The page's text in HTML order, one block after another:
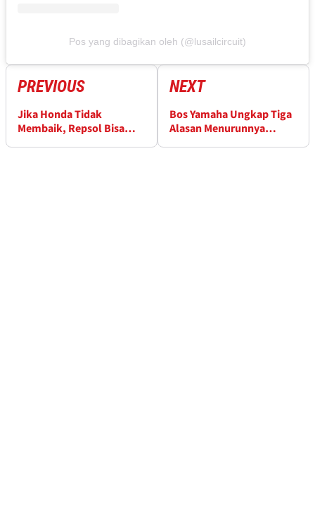
Pos yang dibagikan oleh (@lusailcircuit)
PREVIOUS
Jika Honda Tidak
Membaik, Repsol Bisa
NEXT
Bos Yamaha Ungkap Tiga
Alasan Menurunnya